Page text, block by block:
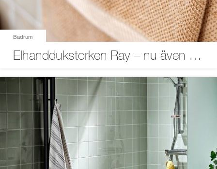
Badrum
Elhanddukstorken Ray – nu även med praktisk timerfunktion